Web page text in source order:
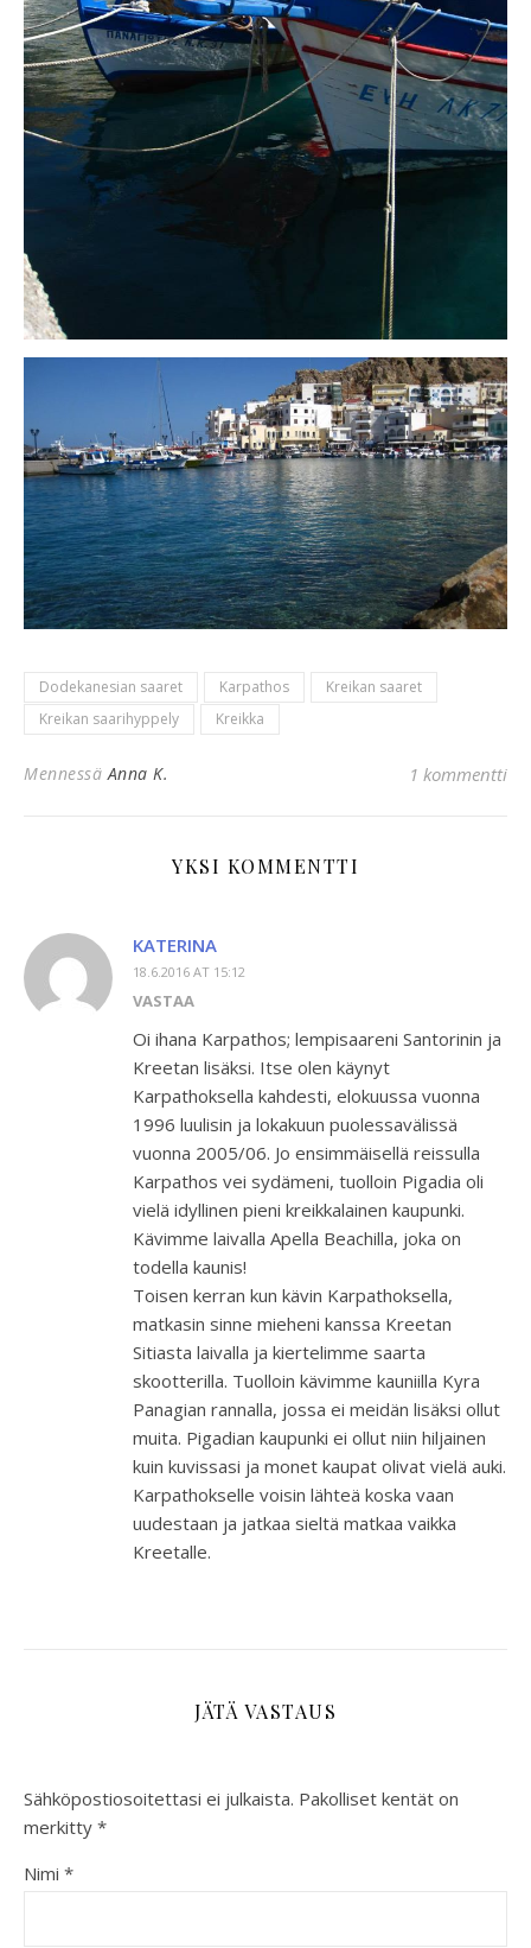
Dodekanesian saaret Karpathos
Kreikan saaret
Kreikan saarihyppely
Kreikka
Mennessä Anna K. 1 kommentti
YKSI KOMMENTTI
KATERINA
18.6.2016 AT 15:12
VASTAA
Oi ihana Karpathos; lempisaareni Santorinin ja
Kreetan lisäksi. Itse olen käynyt
Karpathoksella kahdesti, elokuussa vuonna
1996 luulisin ja lokakuun puolessavälissä
vuonna 2005/06. Jo ensimmäisellä reissulla
Karpathos vei sydämeni, tuolloin Pigadia oli
vielä idyllinen pieni kreikkalainen kaupunki.
Kävimme laivalla Apella Beachilla, joka on
todella kaunis!
Toisen kerran kun kävin Karpathoksella,
matkasin sinne mieheni kanssa Kreetan
Sitiasta laivalla ja kiertelimme saarta
skootterilla. Tuolloin kävimme kauniilla Kyra
Panagian rannalla, jossa ei meidän lisäksi ollut
muita. Pigadian kaupunki ei ollut niin hiljainen
kuin kuvissasi ja monet kaupat olivat vielä auki.
Karpathokselle voisin lähteä koska vaan
uudestaan ja jatkaa sieltä matkaa vaikka
Kreetalle.
JÄTÄ VASTAUS
Sähköpostiosoitettasi ei julkaista. Pakolliset kentät on
merkitty *
Nimi *